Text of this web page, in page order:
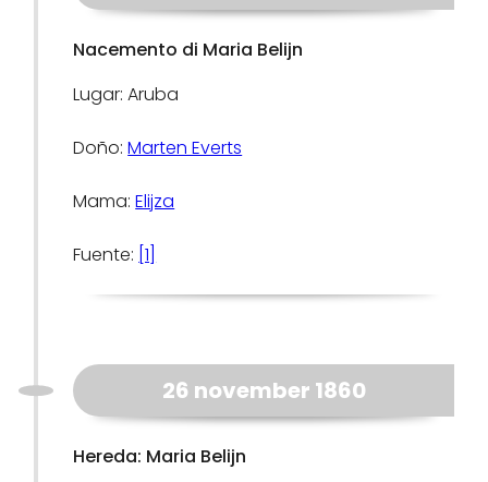
Nacemento di Maria Belijn
Lugar: Aruba
Doño:Marten Everts
Mama:Elijza
Fuente: [1]
26 november 1860
Hereda: Maria Belijn